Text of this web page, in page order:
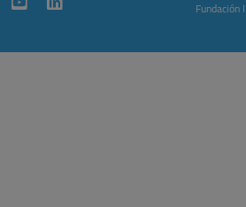
Fundación